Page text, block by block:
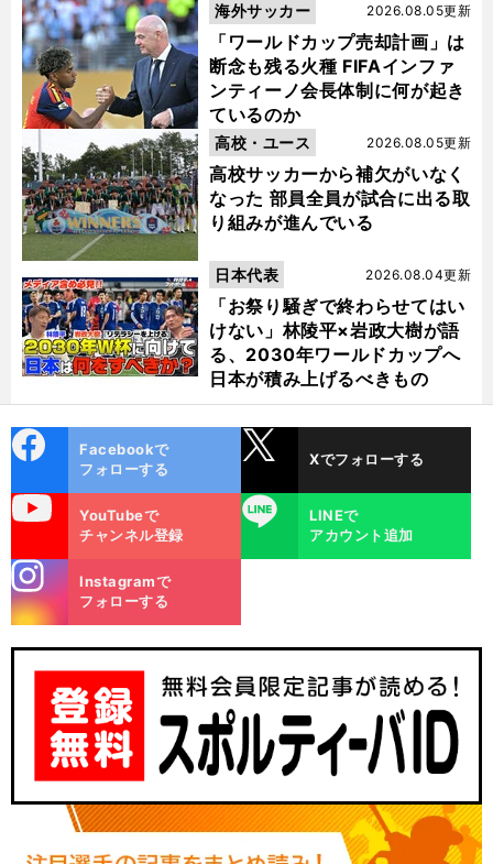
「ワールドカップ売却計画」は
断念も残る火種 FIFAインファ
ンティーノ会長体制に何が起き
ているのか
2026.08.05更新
海外サッカー
高校サッカーから補欠がいなく
なった 部員全員が試合に出る取
り組みが進んでいる
2026.08.05更新
高校・ユース
「お祭り騒ぎで終わらせてはい
けない」林陵平×岩政大樹が語
る、2030年ワールドカップへ
日本が積み上げるべきもの
2026.08.04更新
日本代表
ok
Facebookで
フォローする
Xでフォローする
YouTubeで
チャンネル登録
LINE
LINEで
アカウント追加
m
Instagramで
フォローする